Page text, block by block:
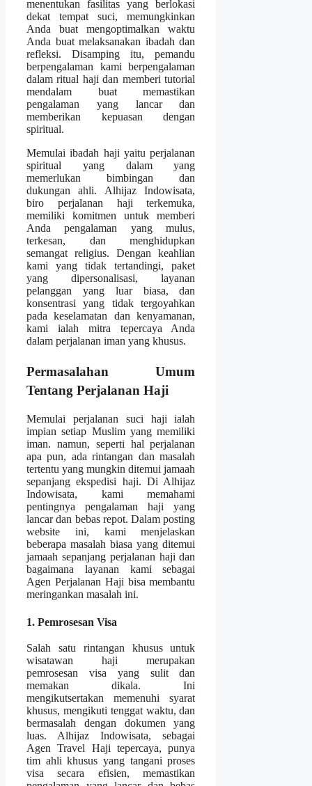
menentukan fasilitas yang berlokasi
dekat tempat suci, memungkinkan
Anda buat mengoptimalkan waktu
Anda buat melaksanakan ibadah dan
refleksi. Disamping itu, pemandu
berpengalaman kami berpengalaman
dalam ritual haji dan memberi tutorial
mendalam buat memastikan
pengalaman yang lancar dan
memberikan kepuasan dengan
spiritual.
Memulai ibadah haji yaitu perjalanan
spiritual yang dalam yang
memerlukan bimbingan dan
dukungan ahli. Alhijaz Indowisata,
biro perjalanan haji terkemuka,
memiliki komitmen untuk memberi
Anda pengalaman yang mulus,
terkesan, dan menghidupkan
semangat religius. Dengan keahlian
kami yang tidak tertandingi, paket
yang dipersonalisasi, layanan
pelanggan yang luar biasa, dan
konsentrasi yang tidak tergoyahkan
pada keselamatan dan kenyamanan,
kami ialah mitra tepercaya Anda
dalam perjalanan iman yang khusus.
Permasalahan Umum
Tentang Perjalanan Haji
Memulai perjalanan suci haji ialah
impian setiap Muslim yang memiliki
iman. namun, seperti hal perjalanan
apa pun, ada rintangan dan masalah
tertentu yang mungkin ditemui jamaah
sepanjang ekspedisi haji. Di Alhijaz
Indowisata, kami memahami
pentingnya pengalaman haji yang
lancar dan bebas repot. Dalam posting
website ini, kami menjelaskan
beberapa masalah biasa yang ditemui
jamaah sepanjang perjalanan haji dan
bagaimana layanan kami sebagai
Agen Perjalanan Haji bisa membantu
meringankan masalah ini.
1. Pemrosesan Visa
Salah satu rintangan khusus untuk
wisatawan haji merupakan
pemrosesan visa yang sulit dan
memakan dikala. Ini
mengikutsertakan memenuhi syarat
khusus, mengikuti tenggat waktu, dan
bermasalah dengan dokumen yang
luas. Alhijaz Indowisata, sebagai
Agen Travel Haji tepercaya, punya
tim ahli khusus yang tangani proses
visa secara efisien, memastikan